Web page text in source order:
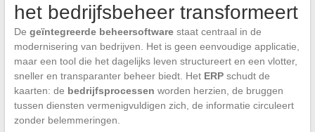
het bedrijfsbeheer transformeert
De geïntegreerde beheersoftwarestaat centraal in de
modernisering van bedrijven. Het is geen eenvoudige applicatie,
maar een tool die het dagelijks leven structureert en een vlotter,
sneller en transparanter beheer biedt. Het ERPschudt de
kaarten: de bedrijfsprocessen worden herzien, de bruggen
tussen diensten vermenigvuldigen zich, de informatie circuleert
zonder belemmeringen.